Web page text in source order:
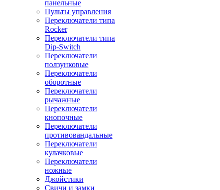
панельные
Пульты управления
Переключатели типа
Rocker
Переключатели типа
Dip-Switch
Переключатели
ползунковые
Переключатели
оборотные
Переключатели
рычажные
Переключатели
кнопочные
Переключатели
противовандальные
Переключатели
кулачковые
Переключатели
ножные
Джойстики
Свичи и замки